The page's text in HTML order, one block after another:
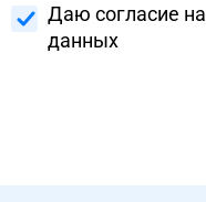
Даю согласие на
данных